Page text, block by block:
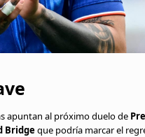
apuntan al próximo duelo de
Bridgeque podría marcar el